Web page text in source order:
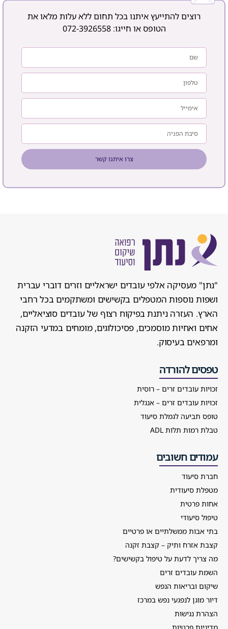
רוצים להתייעץ איתנו בכל תחום ללא עלות מלאו את
הטופס או חייגו:072-3926558
צרו איתנו קשר
"נתן" מעסיקה אלפי עובדים ישראליים וזרים דוברי עברית
ושפות נוספות המטפלים בקשישים ומשתקמים בכל רחבי
הארץ. העזרה ניתנת בפיקוח רצוף של עובדים סוציאליים,
אחים ואחיות מוסמכים, פסיכולוגים, מומחים במדעי הזקנה
ומרפאים בעיסוק.
טפסים להורדה
זכויות עובדים זרים – רוסית
זכויות עובדים זרים – אנגלית
טופס תביעה לגמלת סיעוד
טבלת רמות תלות ADL
עמודים חשובים
חברת סיעוד
מטפלת סיעודית
אחות פרטית
טיפול סיעודי
בתי אבות ממשלתיים או פרטיים
קצבת אזרח ותיק – קצבת זקנה
מה צריך לדעת על טיפול בקשישים?
השמת עובדים זרים
שיקום ובריאות הנפש
דיור מוגן לנפגעי נפש במרכז
הצהרת נגישות